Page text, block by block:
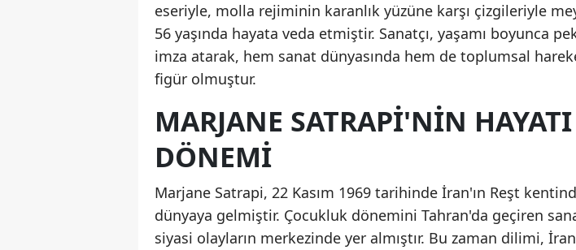
eseriyle, molla rejiminin karanlık yüzüne karşı çizgileriyle
56 yaşında hayata veda etmiştir. Sanatçı, yaşamı boyunca
imza atarak, hem sanat dünyasında hem de toplumsal
figür olmuştur.
MARJANE SATRAPI'NIN HAYATI
DÖNEMI
Marjane Satrapi, 22 Kasım 1969 tarihinde İran'ın Reşt
dünyaya gelmiştir. Çocukluk dönemini Tahran'da geçiren
siyasi olayların merkezinde yer almıştır. Bu zaman dilimi,